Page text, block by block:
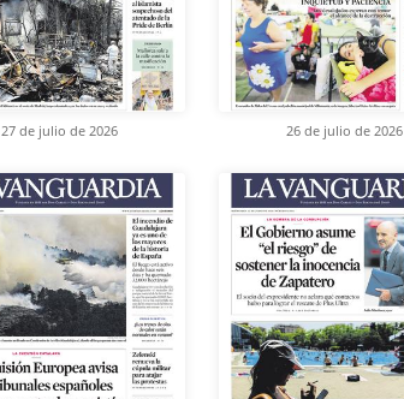
27 de julio de 2026 26 de julio de 2026